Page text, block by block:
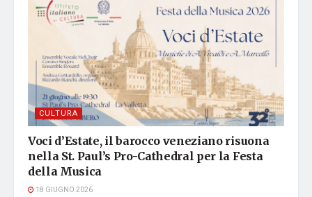
CULTURA
Voci d’Estate, il barocco veneziano risuona
nella St. Paul’s Pro-Cathedral per la Festa
della Musica
18 GIUGNO 2026